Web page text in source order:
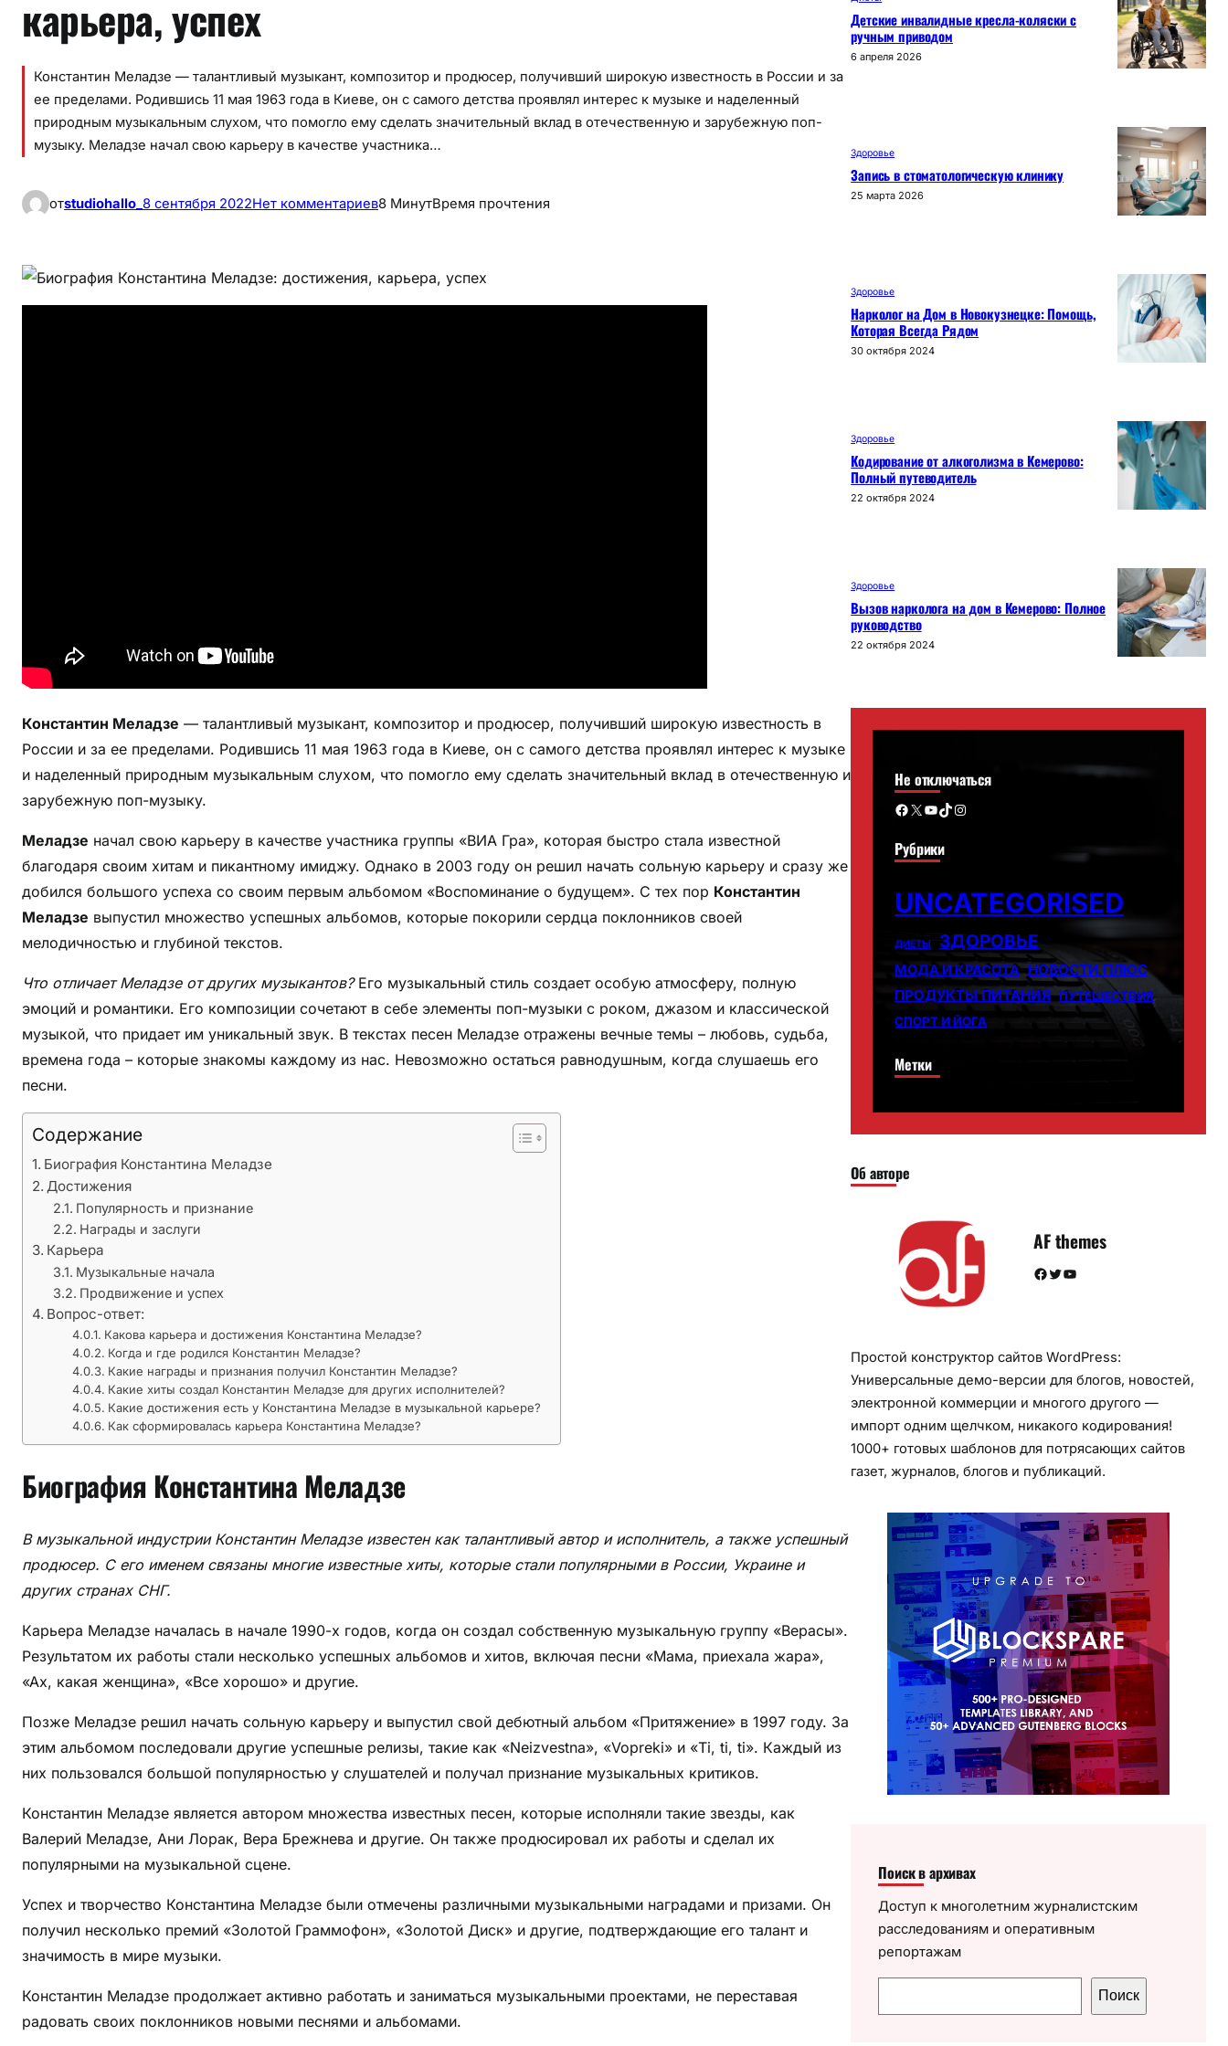
карьера, успех
Константин Меладзе — талантливый музыкант, композитор и продюсер, получивший широкую известность в России и за
ее пределами. Родившись 11 мая 1963 года в Киеве, он с самого детства проявлял интерес к музыке и наделенный
природным музыкальным слухом, что помогло ему сделать значительный вклад в отечественную и зарубежную поп-
музыку. Меладзе начал свою карьеру в качестве участника…
отstudiohallo_ 8 сентября 2022Нет комментариевк
о
л
а
д
—
д
о
с
ж
я
к
п
е
х
8 МинутВремя прочтения
Константин Меладзе — талантливый музыкант, композитор и продюсер, получивший широкую известность в
России и за ее пределами. Родившись 11 мая 1963 года в Киеве, он с самого детства проявлял интерес к музыке
и наделенный природным музыкальным слухом, что помогло ему сделать значительный вклад в отечественную и
зарубежную поп-музыку.
Меладзе начал свою карьеру в качестве участника группы «ВИА Гра», которая быстро стала известной
благодаря своим хитам и пикантному имиджу. Однако в 2003 году он решил начать сольную карьеру и сразу же
добился большого успеха со своим первым альбомом «Воспоминание о будущем». С тех пор Константин
Меладзе выпустил множество успешных альбомов, которые покорили сердца поклонников своей
мелодичностью и глубиной текстов.
Что отличает Меладзе от других музыкантов?Его музыкальный стиль создает особую атмосферу, полную
эмоций и романтики. Его композиции сочетают в себе элементы поп-музыки с роком, джазом и классической
музыкой, что придает им уникальный звук. В текстах песен Меладзе отражены вечные темы – любовь, судьба,
времена года – которые знакомы каждому из нас. Невозможно остаться равнодушным, когда слушаешь его
песни.
Содержание
Биография Константина Меладзе
Достижения
Популярность и признание
Награды и заслуги
Карьера
Музыкальные начала
Продвижение и успех
Вопрос-ответ:
Какова карьера и достижения Константина Меладзе?
Когда и где родился Константин Меладзе?
Какие награды и признания получил Константин Меладзе?
Какие хиты создал Константин Меладзе для других исполнителей?
Какие достижения есть у Константина Меладзе в музыкальной карьере?
Как сформировалась карьера Константина Меладзе?
Биография Константина Меладзе
В музыкальной индустрии Константин Меладзе известен как талантливый автор и исполнитель, а также успешный
продюсер. С его именем связаны многие известные хиты, которые стали популярными в России, Украине и
других странах СНГ.
Карьера Меладзе началась в начале 1990-х годов, когда он создал собственную музыкальную группу «Верасы».
Результатом их работы стали несколько успешных альбомов и хитов, включая песни «Мама, приехала жара»,
«Ах, какая женщина», «Все хорошо» и другие.
Позже Меладзе решил начать сольную карьеру и выпустил свой дебютный альбом «Притяжение» в 1997 году. За
этим альбомом последовали другие успешные релизы, такие как «Neizvestna», «Vopreki» и «Ti, ti, ti». Каждый из
них пользовался большой популярностью у слушателей и получал признание музыкальных критиков.
Константин Меладзе является автором множества известных песен, которые исполняли такие звезды, как
Валерий Меладзе, Ани Лорак, Вера Брежнева и другие. Он также продюсировал их работы и сделал их
популярными на музыкальной сцене.
Успех и творчество Константина Меладзе были отмечены различными музыкальными наградами и призами. Он
получил несколько премий «Золотой Граммофон», «Золотой Диск» и другие, подтверждающие его талант и
значимость в мире музыки.
Константин Меладзе продолжает активно работать и заниматься музыкальными проектами, не переставая
радовать своих поклонников новыми песнями и альбомами.
Детские инвалидные кресла-коляски с
ручным приводом
6 апреля 2026
Здоровье
Запись в стоматологическую клинику
25 марта 2026
Здоровье
Нарколог на Дом в Новокузнецке: Помощь,
Которая Всегда Рядом
30 октября 2024
Здоровье
Кодирование от алкоголизма в Кемерово:
Полный путеводитель
22 октября 2024
Здоровье
Вызов нарколога на дом в Кемерово: Полное
руководство
22 октября 2024
Не отключаться
Facebook X YouTube TikTok Instagram
Рубрики
UNCATEGORISED
ДИЕТЫ ЗДОРОВЬЕ
МОДА И КРАСОТА НОВОСТИ ПЛЮС
ПРОДУКТЫ ПИТАНИЯ ПУТЕШЕСТВИЯ
СПОРТ И ЙОГА
Метки
Об авторе
AF themes
Facebook Twitter YouTube
Простой конструктор сайтов WordPress:
Универсальные демо-версии для блогов, новостей,
электронной коммерции и многого другого —
импорт одним щелчком, никакого кодирования!
1000+ готовых шаблонов для потрясающих сайтов
газет, журналов, блогов и публикаций.
Поиск в архивах
Доступ к многолетним журналистским
расследованиям и оперативным
репортажам
о
Поиск